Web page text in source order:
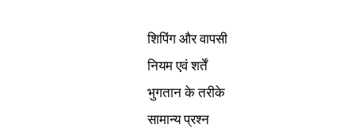
शिपिंग और वापसी
नियम एवं शर्तें
भुगतान के तरीके
सामान्य प्रश्न